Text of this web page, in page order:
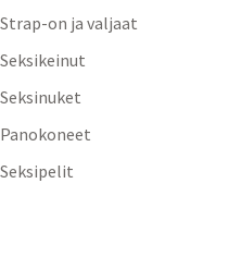
Strap-on ja valjaat
Seksikeinut
Seksinuket
Panokoneet
Seksipelit